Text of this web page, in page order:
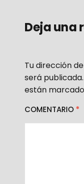
Deja una
Tu dirección
será publicada.
están
COMENTARIO *